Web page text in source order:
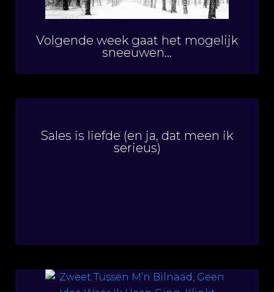
Volgende week gaat het mogelijk
sneeuwen…
Sales is liefde (en ja, dat meen ik
serieus)